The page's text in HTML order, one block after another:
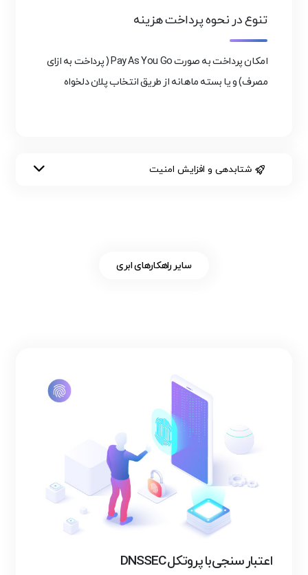
تنوع در نحوه پرداخت هزینه
امکان پرداخت به صورت Pay As You Go ( پرداخت به ازای
مصرف) و یا بسته ماهانه از طریق انتخاب پلان دلخواه
شتابدهی و افزایش امنیت
سایر راهکارهای ابری
اعتبار سنجی با پروتکل DNSSEC